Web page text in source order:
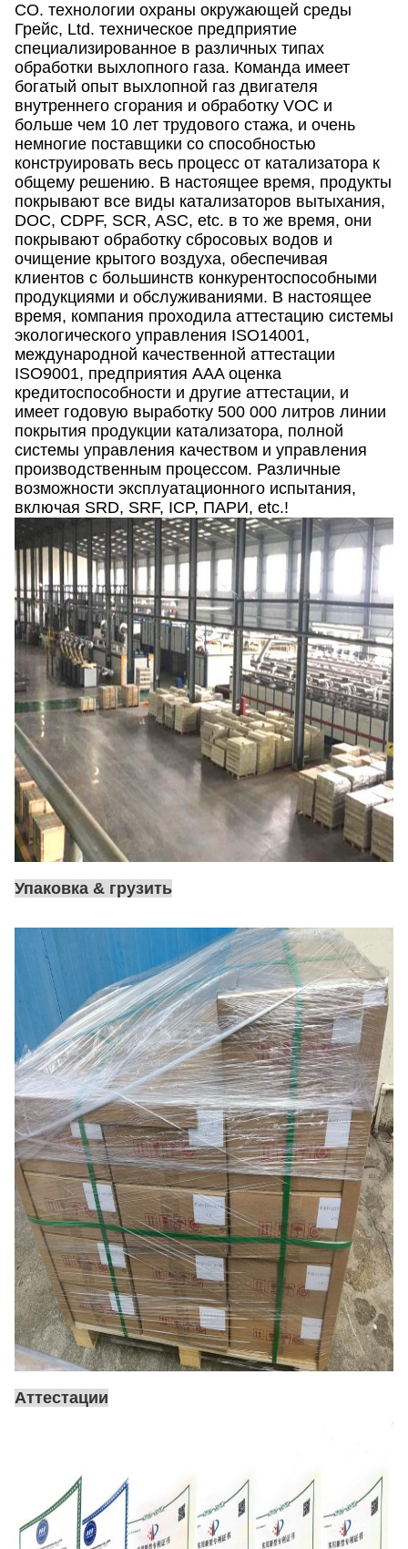
CO. технологии охраны окружающей среды
Грейс, Ltd. техническое предприятие
специализированное в различных типах
обработки выхлопного газа. Команда имеет
богатый опыт выхлопной газ двигателя
внутреннего сгорания и обработку VOC и
больше чем 10 лет трудового стажа, и очень
немногие поставщики со способностью
конструировать весь процесс от катализатора к
общему решению. В настоящее время, продукты
покрывают все виды катализаторов вытыхания,
DOC, CDPF, SCR, ASC, etc. в то же время, они
покрывают обработку сбросовых водов и
очищение крытого воздуха, обеспечивая
клиентов с большинств конкурентоспособными
продукциями и обслуживаниями. В настоящее
время, компания проходила аттестацию системы
экологического управления ISO14001,
международной качественной аттестации
ISO9001, предприятия AAA оценка
кредитоспособности и другие аттестации, и
имеет годовую выработку 500 000 литров линии
покрытия продукции катализатора, полной
системы управления качеством и управления
производственным процессом. Различные
возможности эксплуатационного испытания,
включая SRD, SRF, ICP, ПАРИ, etc.!
Упаковка & грузить
Аттестации